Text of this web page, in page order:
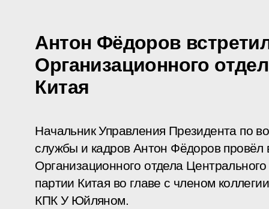
Антон Фёдоров
Организационного
Китая
Начальник Управления Президента по
службы и кадров Антон Фёдоров провёл
Организационного отдела
партии Китая во главе с членом
КПК У Юйляном.